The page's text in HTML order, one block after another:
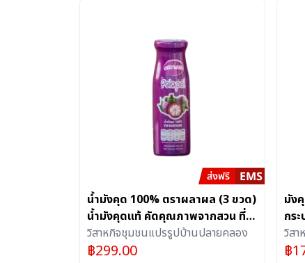
น้ำมังคุด 100% ตราผลาผล (3 ขวด)
น้ำมังคุดแท้ คัดคุณภาพจากสวน ที่
อัดแน่นด้วยประโยชน์เต็มขวด
วิสาหกิจชุมชนแปรรูปบ้านปลายคลอง
฿299.00
มัง
กร
ประ
วิส
฿